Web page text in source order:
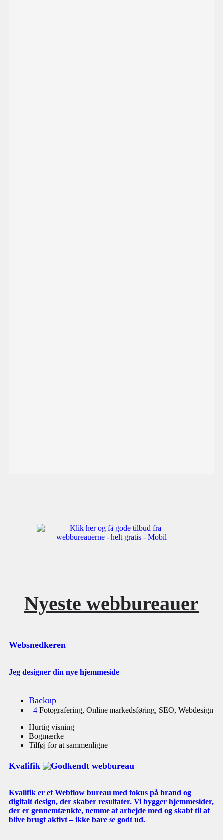
Nyeste webbureauer
Websnedkeren
Jeg designer din nye hjemmeside
Backup
+4 Fotografering, Online markedsføring, SEO, Webdesign
Hurtig visning
Bogmærke
Tilføj for at sammenligne
Kvalifik
Kvalifik er et Webflow bureau med fokus på brand og
digitalt design, der skaber resultater. Vi bygger hjemmesider,
der er gennemtænkte, nemme at arbejde med og skabt til at
blive brugt aktivt – ikke bare se godt ud.